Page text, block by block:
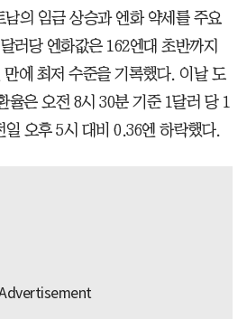
의 임금 상승과 엔화 약세를 주요
러당 엔화값은 162엔대 초반까지
에 최저 수준을 기록했다. 이날 도
율은 오전 8시 30분 기준 1달러 당 1
오후 5시 대비 0.36엔 하락했다.